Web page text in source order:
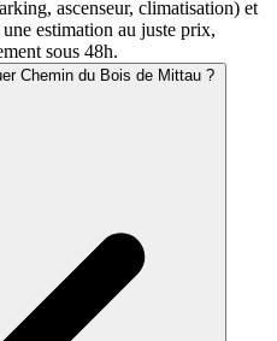
ascenseur, climatisation) et
estimation au juste prix,
sous 48h.
Chemin du Bois de Mittau ?